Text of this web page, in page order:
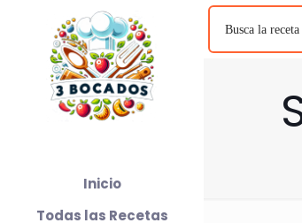
Inicio
Todas las Recetas